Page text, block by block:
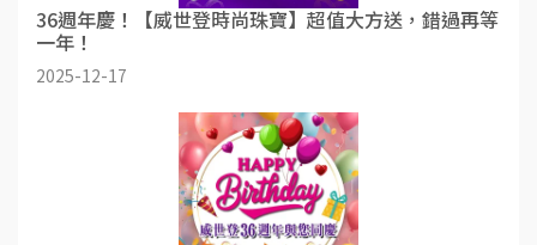
36週年慶！【威世登時尚珠寶】超值大方送，錯過再等
一年！
2025-12-17